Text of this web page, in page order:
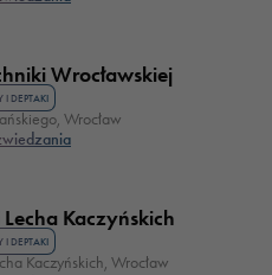
Wrocławskiej
I DEPTAKI
Wrocław
Kaczyńskich
I DEPTAKI
Kaczyńskich, Wrocław